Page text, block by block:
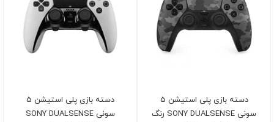
دسته بازی پلی استیشن 5
سونی SONY DUALSENSE رنگ
دسته بازی پلی استیشن 5
سونی SONY DUALSENSE